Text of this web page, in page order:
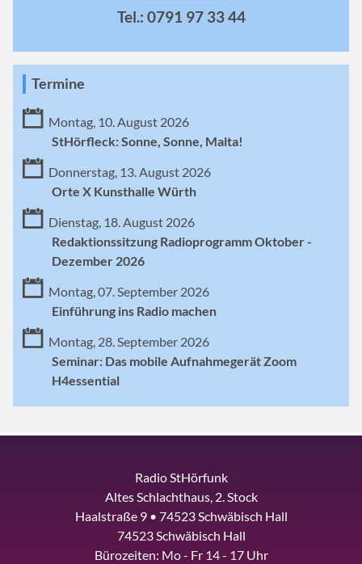
Tel.: 0791 97 33 44
Termine
Montag, 10. August 2026
StHörfleck: Sonne, Sonne, Malta!
Donnerstag, 13. August 2026
Orte X Kunsthalle Würth
Dienstag, 18. August 2026
Redaktionssitzung Radioprogramm Oktober -
Dezember 2026
Montag, 07. September 2026
Einführung ins Radio machen
Montag, 28. September 2026
Seminar: Das mobile Aufnahmegerät Zoom
H4essential
Radio StHörfunk
Altes Schlachthaus, 2. Stock
Haalstraße 9 • 74523 Schwäbisch Hall
74523 Schwäbisch Hall
Bürozeiten: Mo - Fr 14 - 17 Uhr